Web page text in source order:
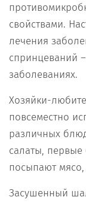
свойствами.
лечения
спринцеваний
заболеваниях.
Хозяйки-
повсеместно
различных
салаты,
посыпают
Засушенный